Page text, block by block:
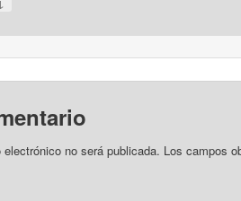
no será publicada. Los campos